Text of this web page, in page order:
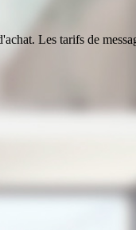
Les tarifs de